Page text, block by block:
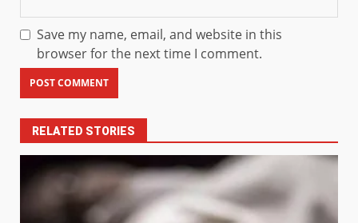
Save my name, email, and website in this
browser for the next time I comment.
RELATED STORIES